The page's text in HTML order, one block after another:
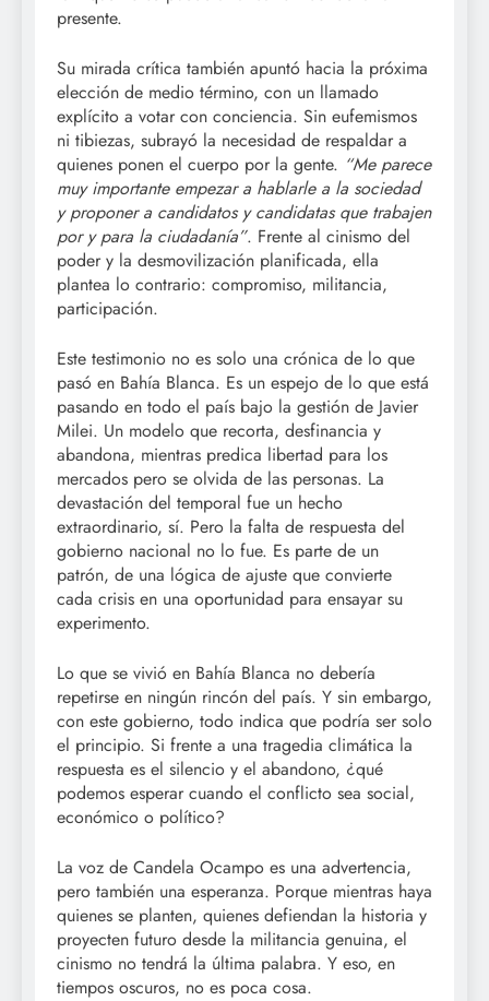
presente.
Su mirada crítica también apuntó hacia la próxima
elección de medio término, con un llamado
explícito a votar con conciencia. Sin eufemismos
ni tibiezas, subrayó la necesidad de respaldar a
quienes ponen el cuerpo por la gente. “Me parece
muy importante empezar a hablarle a la sociedad
y proponer a candidatos y candidatas que trabajen
por y para la ciudadanía”. Frente al cinismo del
poder y la desmovilización planificada, ella
plantea lo contrario: compromiso, militancia,
participación.
Este testimonio no es solo una crónica de lo que
pasó en Bahía Blanca. Es un espejo de lo que está
pasando en todo el país bajo la gestión de Javier
Milei. Un modelo que recorta, desfinancia y
abandona, mientras predica libertad para los
mercados pero se olvida de las personas. La
devastación del temporal fue un hecho
extraordinario, sí. Pero la falta de respuesta del
gobierno nacional no lo fue. Es parte de un
patrón, de una lógica de ajuste que convierte
cada crisis en una oportunidad para ensayar su
experimento.
Lo que se vivió en Bahía Blanca no debería
repetirse en ningún rincón del país. Y sin embargo,
con este gobierno, todo indica que podría ser solo
el principio. Si frente a una tragedia climática la
respuesta es el silencio y el abandono, ¿qué
podemos esperar cuando el conflicto sea social,
económico o político?
La voz de Candela Ocampo es una advertencia,
pero también una esperanza. Porque mientras haya
quienes se planten, quienes defiendan la historia y
proyecten futuro desde la militancia genuina, el
cinismo no tendrá la última palabra. Y eso, en
tiempos oscuros, no es poca cosa.